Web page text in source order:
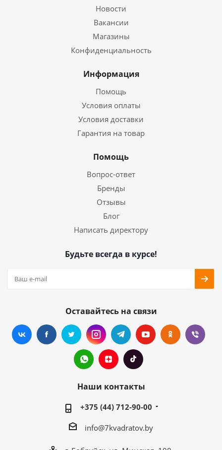
Новости
Вакансии
Магазины
Конфиденциальность
Информация
Помощь
Условия оплаты
Условия доставки
Гарантия на товар
Помощь
Вопрос-ответ
Бренды
Отзывы
Блог
Написать директору
Будьте всегда в курсе!
Оставайтесь на связи
Наши контакты
+375 (44) 712-90-00
info@7kvadratov.by